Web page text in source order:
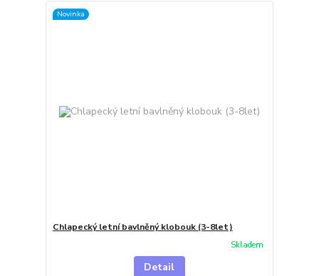
Novinka
Chlapecký letní bavlněný klobouk (3-8let)
Skladem
Detail